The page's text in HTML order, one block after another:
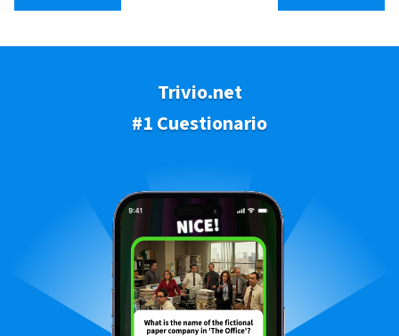
Trivio.net
#1 Cuestionario